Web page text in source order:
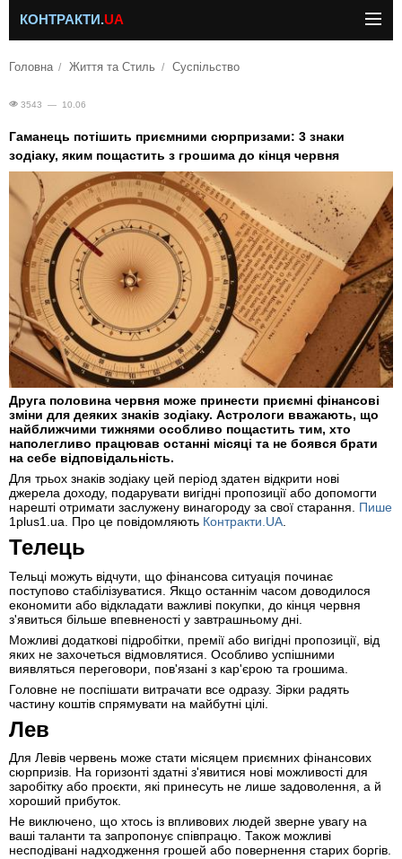
КОНТРАКТИ.UA
Головна Життя та Стиль Суспільство
3543 — 10.06
Гаманець потішить приємними сюрпризами: 3 знаки
зодіаку, яким пощастить з грошима до кінця червня
Друга половина червня може принести приємні фінансові
зміни для деяких знаків зодіаку. Астрологи вважають, що
найближчими тижнями особливо пощастить тим, хто
наполегливо працював останні місяці та не боявся брати
на себе відповідальність.
Для трьох знаків зодіаку цей період здатен відкрити нові
джерела доходу, подарувати вигідні пропозиції або допомогти
нарешті отримати заслужену винагороду за свої старання. Пише
1plus1.ua. Про це повідомляють Контракти.UA
Телець
Тельці можуть відчути, що фінансова ситуація починає
поступово стабілізуватися. Якщо останнім часом доводилося
економити або відкладати важливі покупки, до кінця червня
з'явиться більше впевненості у завтрашньому дні.
Можливі додаткові підробітки, премії або вигідні пропозиції, від
яких не захочеться відмовлятися. Особливо успішними
виявляться переговори, пов'язані з кар'єрою та грошима.
Головне не поспішати витрачати все одразу. Зірки радять
частину коштів спрямувати на майбутні цілі.
Лев
Для Левів червень може стати місяцем приємних фінансових
сюрпризів. На горизонті здатні з'явитися нові можливості для
заробітку або проєкти, які принесуть не лише задоволення, а й
хороший прибуток.
Не виключено, що хтось із впливових людей зверне увагу на
ваші таланти та запропонує співпрацю. Також можливі
несподівані надходження грошей або повернення старих боргів.